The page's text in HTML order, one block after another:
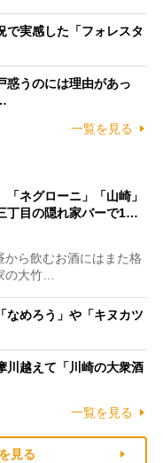
で実感した「フォレスタ
惑うのには理由があっ
一覧を見る
「ネグローニ」「山崎」
丁目の隠れ家バーで1…
ら飲むお酒にはまた格
大竹…
なめろう」や「キヌカツ
川越えて「川崎の大衆酒
一覧を見る
見る